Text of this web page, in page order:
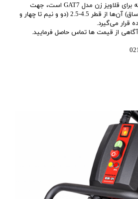
فشنگی پلاستیکی کد FC10، که برای قلاویز زن مدل GAT7 است، جهت
گرفتن قلاویز هایی که دنباله (ساق) آن‌ها از قطر 4.5-2.5 (دو و نیم تا چهار و
قرار می‌گیرد.
از قیمت ها تماس حاصل فرمایید.